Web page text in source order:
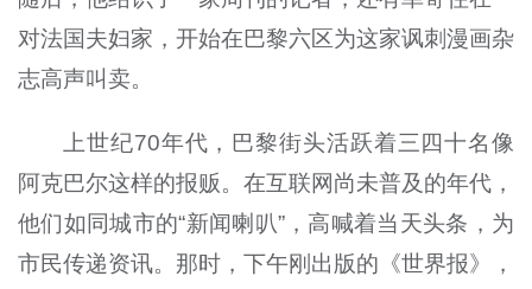
对法国夫妇家，开始在巴黎六区为这家讽刺漫画杂
志高声叫卖。
上世纪70年代，巴黎街头活跃着三四十名像
阿克巴尔这样的报贩。在互联网尚未普及的年代，
他们如同城市的“新闻喇叭”，高喊着当天头条，为
市民传递资讯。那时，下午刚出版的《世界报》，